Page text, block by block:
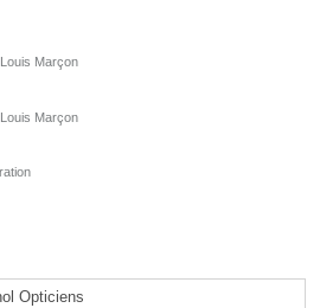
Marçon
Marçon
Opticiens